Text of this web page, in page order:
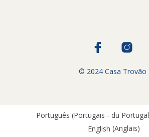
© 2024 Casa Trovão
Português (Portugais - du Portugal
English (Anglais)